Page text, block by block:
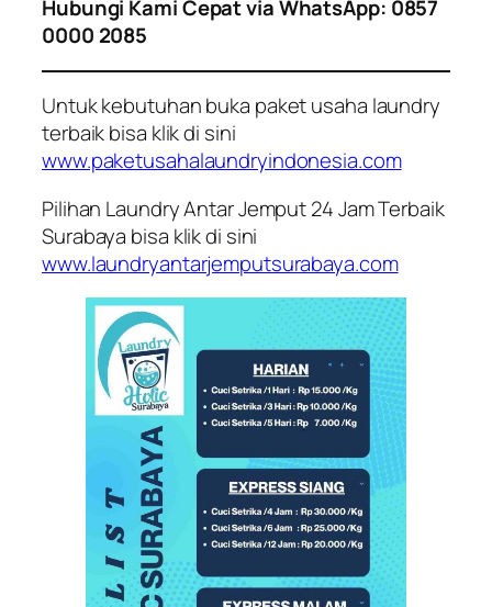
Hubungi Kami Cepat via WhatsApp: 0857
0000 2085
Untuk kebutuhan buka paket usaha laundry
terbaik bisa klik di sini
www.paketusahalaundryindonesia.com
Pilihan Laundry Antar Jemput 24 Jam Terbaik
Surabaya bisa klik di sini
www.laundryantarjemputsurabaya.com